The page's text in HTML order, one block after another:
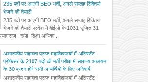
235 पदों पर आएगी BEO भर्ती, अगले सप्ताह रिक्तियां
भेजने की तैयारी
235 पदों पर आएगी BEO भर्ती, अगले सप्ताह रिक्तियां
भेजने की तैयारी प्रदेश में बीईओ के 1031 सृजित 31
: खंड शिक्षा अधिका...
अशासकीय सहायता प्राप्त महाविद्यालयों में असिस्टेंट
प्रोफेसर के 2107 पदों की भर्ती परीक्षा में सामान्य अध्ययन
के 30 प्रश्न होंगे सभी अभ्यर्थियों के लिए अनिवार्य
अशासकीय सहायता प्राप्त महाविद्यालयों में असिस्टेंट